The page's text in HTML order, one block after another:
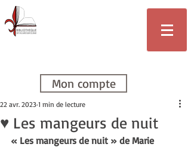
Mon compte
♥ Les mangeurs de nuit
22 avr. 2023 1 min de lecture
« Les mangeurs de nuit » de Marie